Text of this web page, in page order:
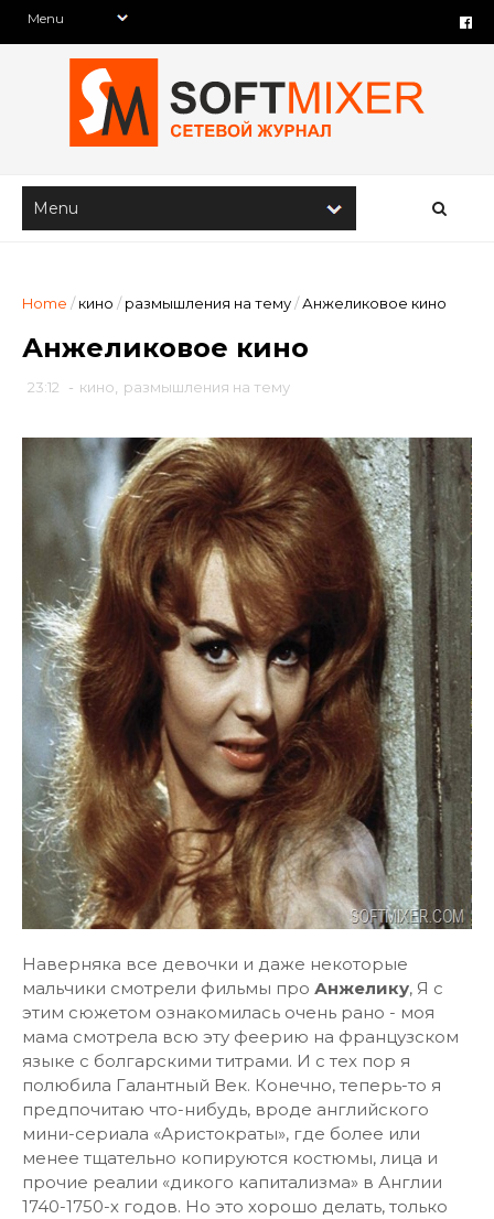
Home / кино / размышления на тему/Анжеликовое кино
Анжеликовое кино
23:12 - кино размышления на тему
Наверняка все девочки и даже некоторые
мальчики смотрели фильмы про Анжелику, Я с
этим сюжетом ознакомилась очень рано - моя
мама смотрела всю эту феерию на французском
языке с болгарскими титрами. И с тех пор я
полюбила Галантный Век. Конечно, теперь-то я
предпочитаю что-нибудь, вроде английского
мини-сериала «Аристократы», где более или
менее тщательно копируются костюмы, лица и
прочие реалии «дикого капитализма» в Англии
1740-1750-х годов. Но это хорошо делать, только